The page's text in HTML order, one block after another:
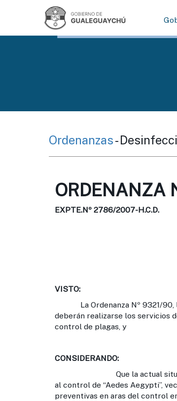
Ordenanzas-
ORDENANZA
EXPTE.Nº 2786/2007-H.C.D.
VISTO:
La Ordenanza Nº 9321/90, la
deberán realizarse los servicios
control de plagas, y
CONSIDERANDO:
Que la actual situación
al control de “Aedes Aegypti”,
preventivas en aras del control